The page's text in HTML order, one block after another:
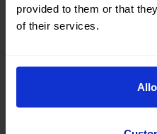
provided to them or that
of their services.
Selecciona el importe que
número de plazos (meses)